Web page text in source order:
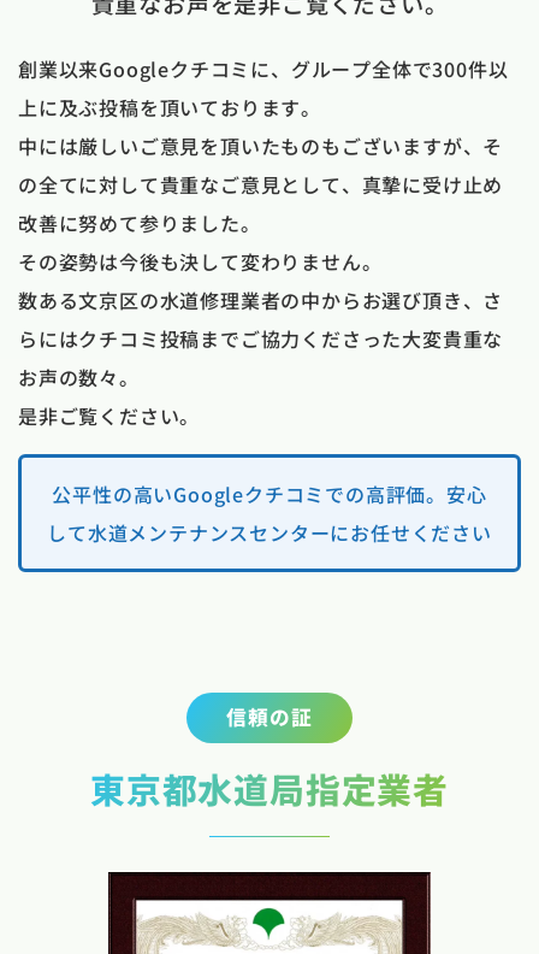
創業以来Googleクチコミに、グループ全体で300件以
上に及ぶ投稿を頂いております。
中には厳しいご意見を頂いたものもございますが、そ
の全てに対して貴重なご意見として、真摯に受け止め
改善に努めて参りました。
その姿勢は今後も決して変わりません。
数ある文京区の水道修理業者の中からお選び頂き、さ
らにはクチコミ投稿までご協力くださった大変貴重な
お声の数々。
是非ご覧ください。
公平性の高いGoogleクチコミでの高評価。安心
して水道メンテナンスセンターにお任せください
信頼の証
東京都水道局指定業者